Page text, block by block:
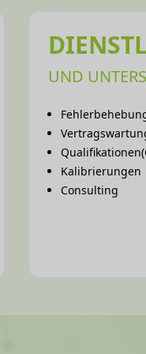
UND
Kalibrierungen
Consulting